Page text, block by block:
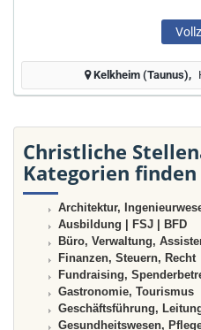
Kelkheim (Taunus)
Christliche
Kategorien finden
Architektur,
Ausbildung | FSJ | BFD
Büro, Verwaltung,
Finanzen, Steuern, Recht
Fundraising,
Gastronomie, Tourismus
Geschäftsführung,
Gesundheitswesen,